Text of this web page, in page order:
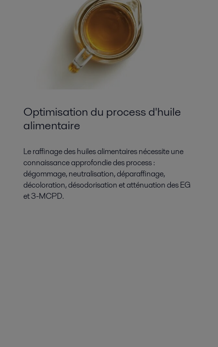
Optimisation du process d'huile
alimentaire
Le raffinage des huiles alimentaires nécessite une
connaissance approfondie des process :
dégommage, neutralisation, déparaffinage,
décoloration, désodorisation et atténuation des EG
et 3-MCPD.